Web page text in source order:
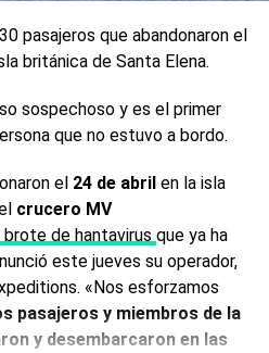
a las fuerzas ucranianas de
sobre la represa de
municipio de Nova Kajovka
pasajeros que abandonaron el
británica de Santa Elena.
sospechoso y es el primer
que no estuvo a bordo.
el 24 de abrilen la isla
crucero MV
de hantavirus que ya ha
este jueves su operador,
«Nos esforzamos
pasajeros y miembros de la
y desembarcaron en las